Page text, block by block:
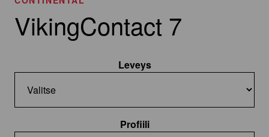
VikingContact 7
Leveys
Profiili